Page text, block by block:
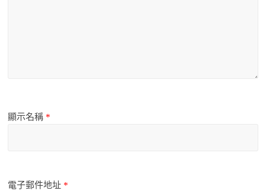
顯示名稱 *
電子郵件地址 *